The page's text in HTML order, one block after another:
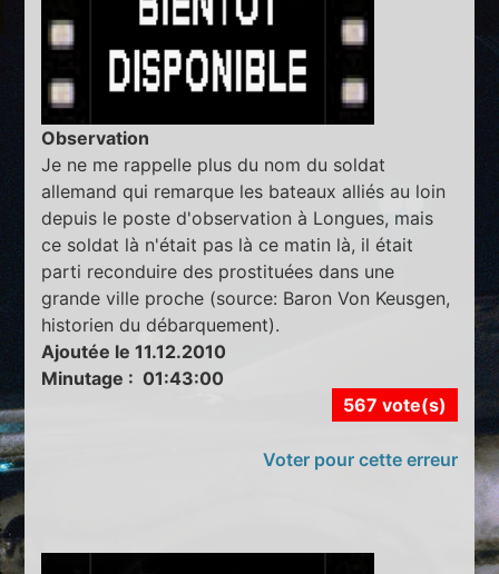
Observation
Je ne me rappelle plus du nom du soldat
allemand qui remarque les bateaux alliés au loin
depuis le poste d'observation à Longues, mais
ce soldat là n'était pas là ce matin là, il était
parti reconduire des prostituées dans une
grande ville proche (source: Baron Von Keusgen,
historien du débarquement).
Ajoutée le 11.12.2010
Minutage : 01:43:00
567 vote(s)
Voter pour cette erreur